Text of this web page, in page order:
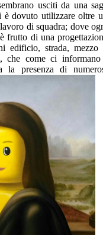
usciti da una
è dovuto utilizzare oltre
di squadra; dove
frutto di una
edificio, strada, mezzo
che come ci
la presenza di